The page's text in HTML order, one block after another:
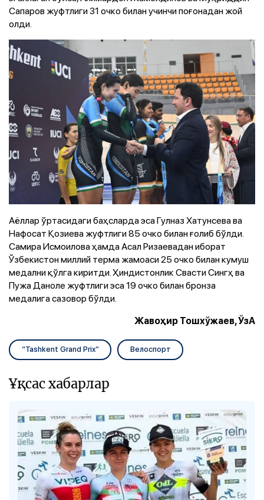
Сапаров жуфтлиги 31 очко билан учинчи поғонадан жой
олди.
Аёллар ўртасидаги баҳсларда эса Гулназ Хатунсева ва
Нафосат Қозиева жуфтлиги 85 очко билан ғолиб бўлди.
Самира Исмоилова ҳамда Асал Ризаевадан иборат
Ўзбекистон миллий терма жамоаси 25 очко билан кумуш
медални қўлга киритди. Ҳиндистонлик Свасти Сингҳ ва
Пужа Даноле жуфтлиги эса 19 очко билан бронза
медалига сазовор бўлди.
Жавоҳир Тошхўжаев, ЎзА
“Tashkent Grand Prix” Велоспорт
Ұқсас хабарлар